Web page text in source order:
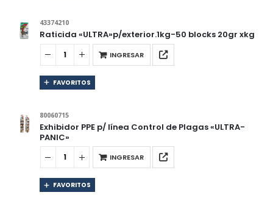
43374210
Raticida «ULTRA»p/exterior.1kg-50 blocks 20gr xkg
INGRESAR
FAVORITOS
80060715
Exhibidor PPE p/ línea Control de Plagas «ULTRA-
PANIC»
INGRESAR
FAVORITOS